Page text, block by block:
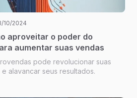
10/2024
aproveitar o poder do
aumentar suas vendas
pode revolucionar suas
alavancar seus resultados.